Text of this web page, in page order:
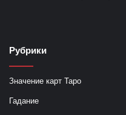
Рубрики
Значение карт Таро
Гадание